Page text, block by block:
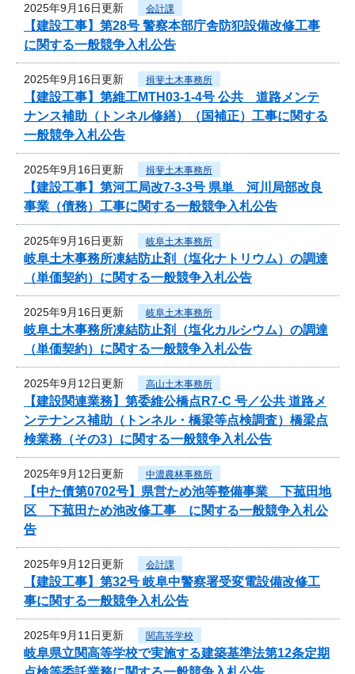
2025年9月16日更新 会計課
【建設工事】第28号 警察本部庁舎防犯設備改修工事
に関する一般競争入札公告
2025年9月16日更新 揖斐土木事務所
【建設工事】第維工MTH03-1-4号 公共 道路メンテ
ナンス補助（トンネル修繕）（国補正）工事に関する
一般競争入札公告
2025年9月16日更新 揖斐土木事務所
【建設工事】第河工局改7-3-3号 県単 河川局部改良
事業（債務）工事に関する一般競争入札公告
2025年9月16日更新 岐阜土木事務所
岐阜土木事務所凍結防止剤（塩化ナトリウム）の調達
（単価契約）に関する一般競争入札公告
2025年9月16日更新 岐阜土木事務所
岐阜土木事務所凍結防止剤（塩化カルシウム）の調達
（単価契約）に関する一般競争入札公告
2025年9月12日更新 高山土木事務所
【建設関連業務】第委維公橋点R7-C 号／公共 道路メ
ンテナンス補助（トンネル・橋梁等点検調査）橋梁点
検業務（その3）に関する一般競争入札公告
2025年9月12日更新 中濃農林事務所
【中た債第0702号】県営ため池等整備事業 下菰田地
区 下菰田ため池改修工事 に関する一般競争入札公
告
2025年9月12日更新 会計課
【建設工事】第32号 岐阜中警察署受変電設備改修工
事に関する一般競争入札公告
2025年9月11日更新 関高等学校
岐阜県立関高等学校で実施する建築基準法第12条定期